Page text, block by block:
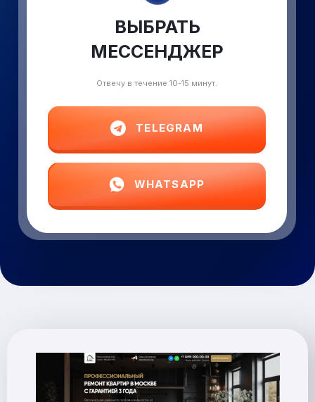
TELEGRAM
WHATSAPP
ВЫБРАТЬ
МЕССЕНДЖЕР
Отвечу в течение 10-15 минут.